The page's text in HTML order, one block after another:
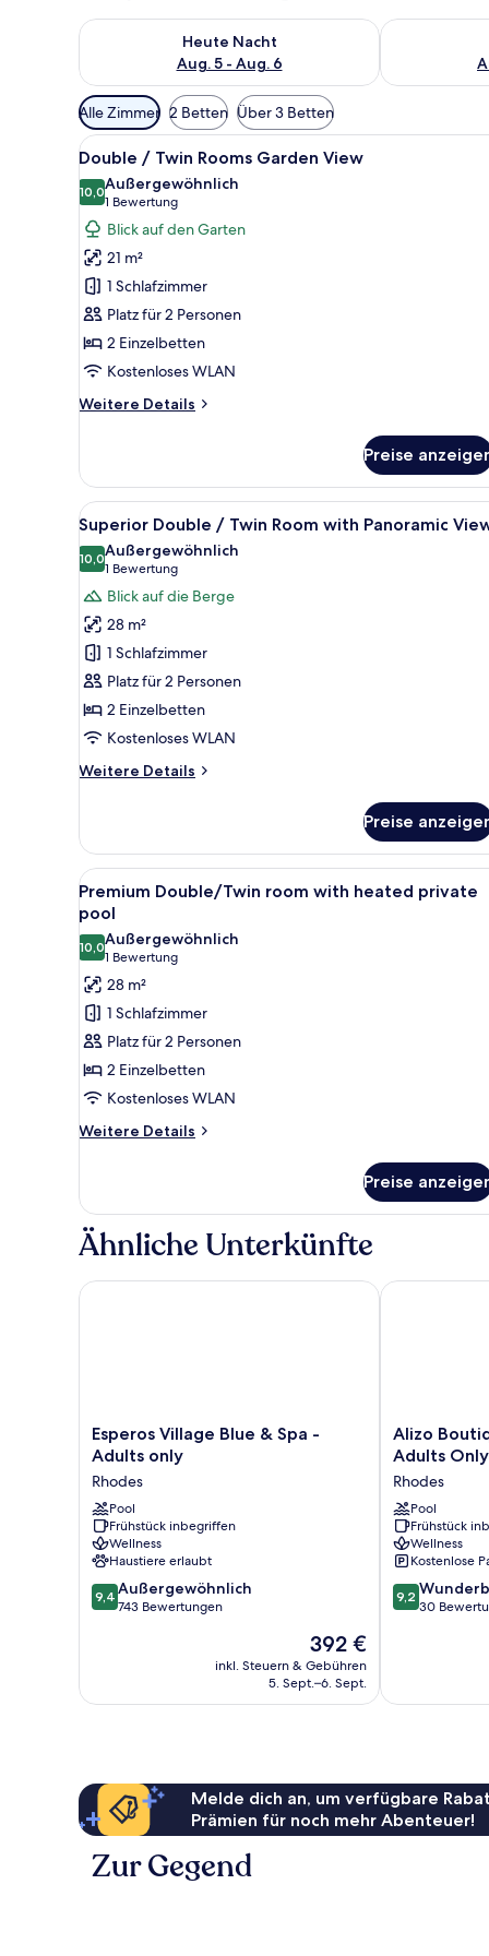
Heute Nacht
Aug. 5 - Aug. 6
Überprüfe die Verfügbarkeit für heute Nacht, Aug. 5
Überprüfe
Verfügbare
Filter
für
Zimmer
Alle Zimmer 2 Betten Über 3 Betten
Alle
Fotos
für
Double
/
Twin
Rooms
Garden
View
anzeigen
Ein Schlafzimmer mit Bett,
3
Double / Twin Rooms Garden View
10,010,0 von 10
Außergewöhnlich
1 Bewertung
(1
Bewertung)
Blick auf den Garten
21 m²
1 Schlafzimmer
Platz für 2 Personen
2 Einzelbetten
Kostenloses WLAN
Weitere Details
Weitere
/
Twin
Rooms
Garden
View
Preise
Alle
Fotos
für
Superior
Double
/
Twin
Room
with
Panoramic
View
Ein Schlafzimmer mit einem
3
Superior Double / Twin Room with Panoramic
10,010,0 von 10
Außergewöhnlich
1 Bewertung
(1
Bewertung)
Blick auf die Berge
28 m²
1 Schlafzimmer
Platz für 2 Personen
2 Einzelbetten
Kostenloses WLAN
Weitere Details
Weitere
Double
Twin
Room
with
Panoramic
View
Preise
Alle
Fotos
für
Premium
Double/Twin
room
with
heated
private
pool
anzeigen
Ein modernes Hotelzimmer
6
Premium Double/Twin room with heated private
pool
10,010,0 von 10
Außergewöhnlich
1 Bewertung
(1
Bewertung)
28 m²
1 Schlafzimmer
Platz für 2 Personen
2 Einzelbetten
Kostenloses WLAN
Weitere Details
Weitere
Double/Twin
room
with
private
Preise
Ähnliche Unterkünfte
Esperos
Village
&
Spa
-
Adults
only
Rhodes
Esperos Village Blue & Spa -
Adults only
Rhodes
Pool
Frühstück inbegriffen
Wellness
Haustiere erlaubt
9.4
von
9,4 Außergewöhnlich
743 Bewertungen
Der
Preis
beträgt
392 €
inkl. Steuern & Gebühren
5. Sept.–6. Sept.
Esperos Village Blue & Spa - Adults only
Alizo
Boutique
&;
Spa
-
Adults
Only
Rhodes
Alizo
Adults Only
Rhodes
Pool
Frühstück
Wellness
Kostenlose
9.2
von
9,2
30
Alizo
Melde dich an, um verfügbare
Prämien für noch mehr Abenteuer!
Zur Gegend